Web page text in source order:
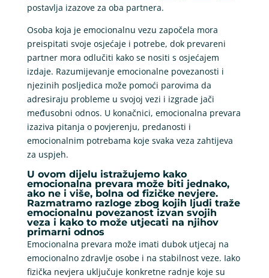
postavlja izazove za oba partnera.
Osoba koja je emocionalnu vezu započela mora
preispitati svoje osjećaje i potrebe, dok prevareni
partner mora odlučiti kako se nositi s osjećajem
izdaje. Razumijevanje emocionalne povezanosti i
njezinih posljedica može pomoći parovima da
adresiraju probleme u svojoj vezi i izgrade jači
međusobni odnos. U konačnici, emocionalna prevara
izaziva pitanja o povjerenju, predanosti i
emocionalnim potrebama koje svaka veza zahtijeva
za uspjeh.
U ovom dijelu istražujemo kako
emocionalna prevara može biti jednako,
ako ne i više, bolna od fizičke nevjere.
Razmatramo razloge zbog kojih ljudi traže
emocionalnu povezanost izvan svojih
veza i kako to može utjecati na njihov
primarni odnos
Emocionalna prevara može imati dubok utjecaj na
emocionalno zdravlje osobe i na stabilnost veze. Iako
fizička nevjera uključuje konkretne radnje koje su